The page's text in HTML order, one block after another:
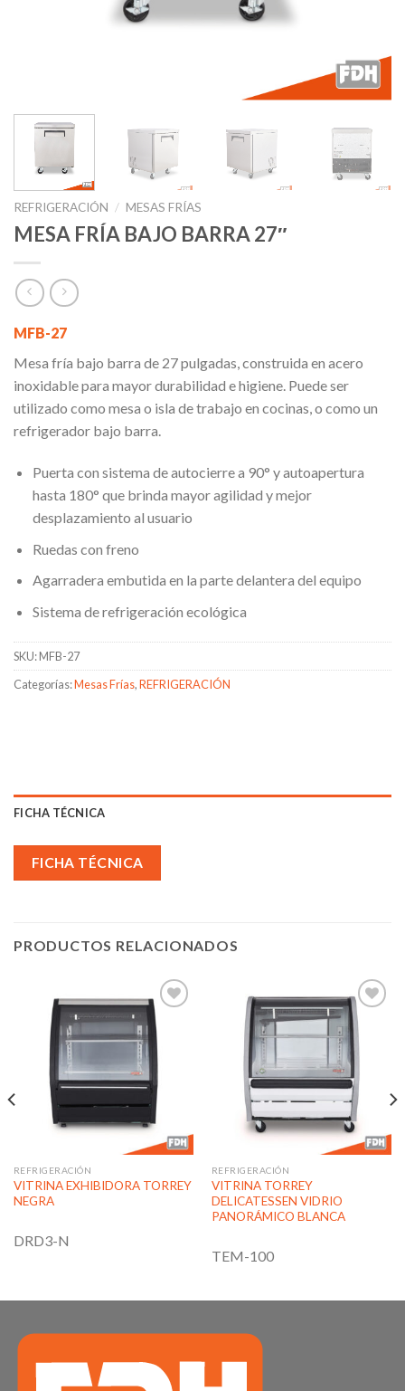
REFRIGERACIÓN / MESAS FRÍAS
MESA FRÍA BAJO BARRA 27″
MFB-27
Mesa fría bajo barra de 27 pulgadas, construida en acero
inoxidable para mayor durabilidad e higiene. Puede ser
utilizado como mesa o isla de trabajo en cocinas, o como un
refrigerador bajo barra.
Puerta con sistema de autocierre a 90° y autoapertura
hasta 180° que brinda mayor agilidad y mejor
desplazamiento al usuario
Ruedas con freno
Agarradera embutida en la parte delantera del equipo
Sistema de refrigeración ecológica
SKU:MFB-27
Categorías:Mesas Frías,REFRIGERACIÓN
FICHA TÉCNICA
FICHA TÉCNICA
PRODUCTOS RELACIONADOS
Añadir
deseos
REFRIGERACIÓN
VITRINA EXHIBIDORA TORREY
NEGRA
DRD3-N
Añadir
lista de
deseos
REFRIGERACIÓN
VITRINA TORREY
DELICATESSEN VIDRIO
PANORÁMICO BLANCA
TEM-100